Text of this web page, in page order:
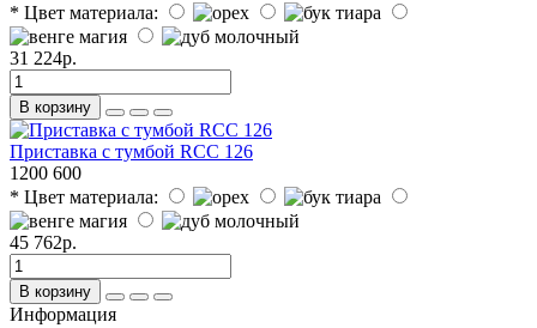
* Цвет материала:
31 224р.
В корзину
Приставка с тумбой RCC 126
1200 600
* Цвет материала:
45 762р.
В корзину
Информация